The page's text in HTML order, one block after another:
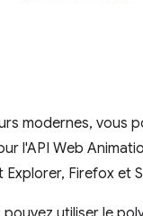
modernes, vous
l'API Web
Firefox et